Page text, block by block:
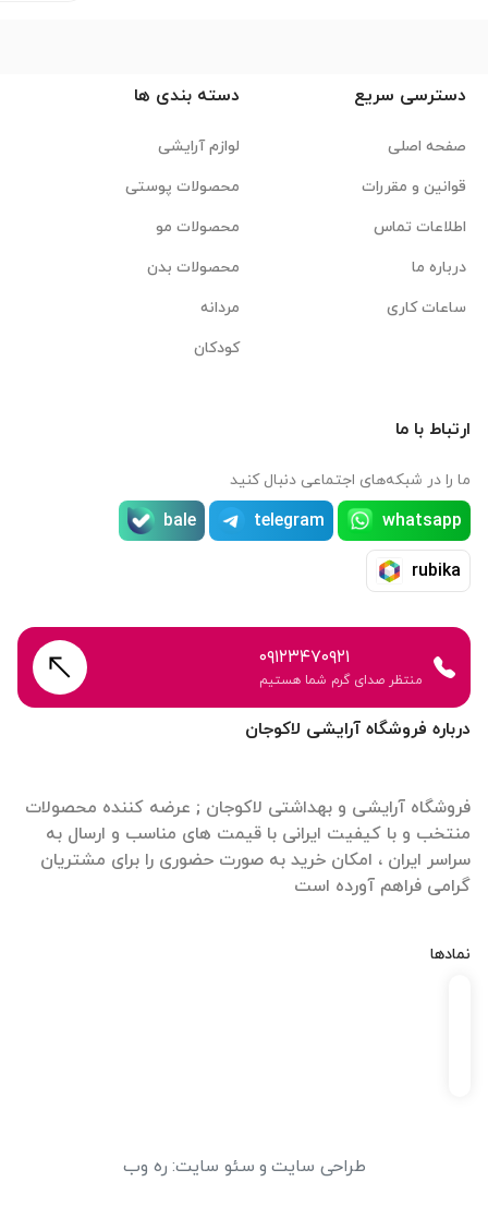
درباره فروشگاه آرایشی لاکوجان
فروشگاه آرایشی و بهداشتی لاکوجان ; عرضه کننده محصولات
منتخب و با کیفیت ایرانی با قیمت های مناسب و ارسال به
سراسر ایران ، امکان خرید به صورت حضوری را برای مشتریان
گرامی فراهم آورده است
نمادها
دسترسی سریع
صفحه اصلی
قوانین و مقررات
اطلاعات تماس
درباره ما
ساعات کاری
دسته بندی ها
لوازم آرایشی
محصولات پوستی
محصولات مو
محصولات بدن
مردانه
کودکان
ارتباط با ما
ما را در شبکه‌های اجتماعی دنبال کنید
whatsapp
telegram
bale
rubika
۰۹۱۲۳۴۷۰۹۲۱
منتظر صدای گرم شما هستیم
طراحی سایت و سئو سایت: ره وب